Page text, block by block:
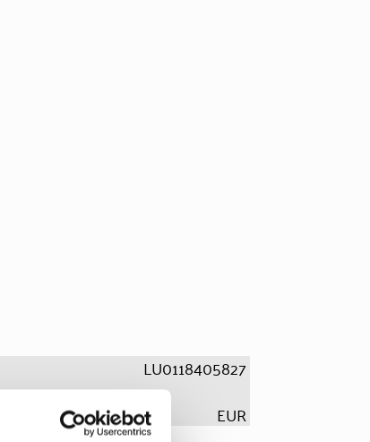
LU0118405827
EUR